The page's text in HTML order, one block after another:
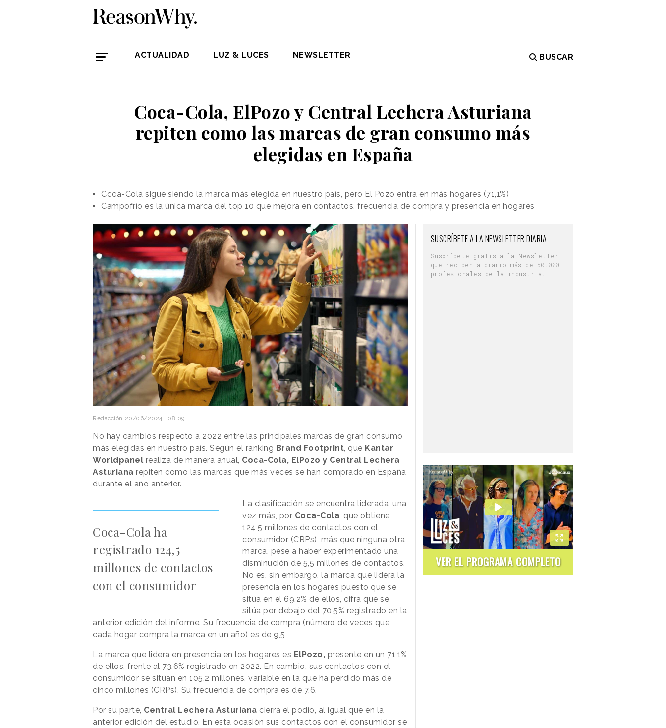
ACTUALIDAD LUZ & LUCES NEWSLETTER BUSCAR
Coca-Cola, ElPozo y Central Lechera Asturiana
repiten como las marcas de gran consumo más
elegidas en España
Coca-Cola sigue siendo la marca más elegida en nuestro país, pero El Pozo entra en más hogares (71,1%)
Campofrío es la única marca del top 10 que mejora en contactos, frecuencia de compra y presencia en hogares
Redacción 20/06/2024 · 08:09
No hay cambios respecto a 2022 entre las principales marcas de gran consumo
más elegidas en nuestro país. Según el ranking Brand Footprint, que Kantar
Worldpanel realiza de manera anual, Coca-Cola, ElPozo y Central Lechera
Asturiana repiten como las marcas que más veces se han comprado en España
durante el año anterior.
Coca-Cola ha
registrado 124,5
millones de contactos
con el consumidor
La clasificación se encuentra liderada, una
vez más, por Coca-Cola, que obtiene
124,5 millones de contactos con el
consumidor (CRPs), más que ninguna otra
marca, pese a haber experimentado una
disminución de 5,5 millones de contactos.
No es, sin embargo, la marca que lidera la
presencia en los hogares puesto que se
sitúa en el 69,2% de ellos, cifra que se
sitúa por debajo del 70,5% registrado en la
anterior edición del informe. Su frecuencia de compra (número de veces que
cada hogar compra la marca en un año) es de 9,5
La marca que lidera en presencia en los hogares es ElPozo, presente en un 71,1%
de ellos, frente al 73,6% registrado en 2022. En cambio, sus contactos con el
consumidor se sitúan en 105,2 millones, variable en la que ha perdido más de
cinco millones (CRPs). Su frecuencia de compra es de 7,6.
Por su parte, Central Lechera Asturiana cierra el podio, al igual que en la
anterior edición del estudio. En esta ocasión sus contactos con el consumidor se
SUSCRÍBETE A LA NEWSLETTER DIARIA
Suscríbete gratis a la Newsletter
que reciben a diario más de 50.000
profesionales de la industria.
VER EL PROGRAMA COMPLETO